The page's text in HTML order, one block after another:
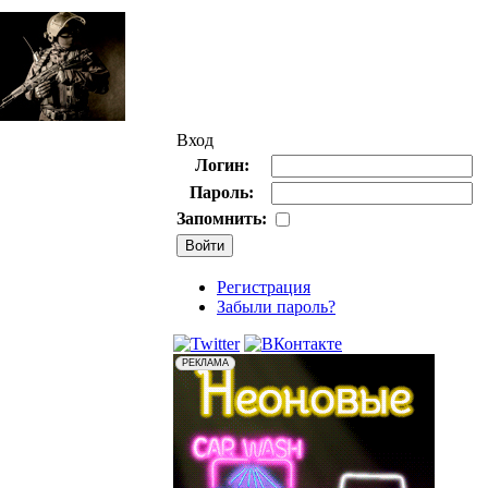
Вход
Логин:
Пароль:
Запомнить:
Регистрация
Забыли пароль?